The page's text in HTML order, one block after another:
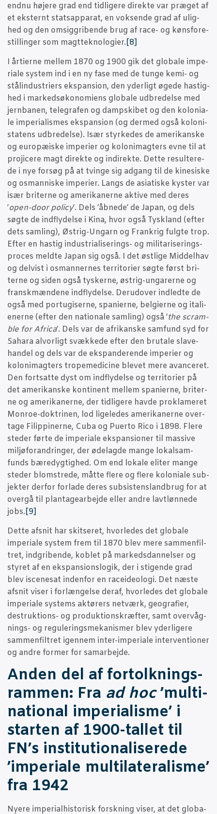
end­nu høje­re grad end tid­li­ge­re direk­te var præ­get af
et ekster­nt stats­ap­pa­rat, en vok­sen­de grad af ulig­
hed og den omsig­gri­ben­de brug af race- og køns­fo­re­
stil­lin­ger som magt­tek­no­lo­gi­er.[8]
I årti­er­ne mel­lem 1870 og 1900 gik det glo­ba­le impe­
ri­a­le system ind i en ny fase med de tun­ge kemi- og
stå­lin­du­stri­ers eks­pan­sion, den yder­ligt øge­de hastig­
hed i mar­ked­s­ø­ko­no­mi­ens glo­ba­le udbre­del­se med
jer­n­ba­nen, tele­gra­fen og damp­ski­bet og den kolo­ni­a­
le impe­ri­a­lis­mes eks­pan­sion (og der­med også kolo­ni­
sta­tens udbre­del­se). Især styr­ke­des de ame­ri­kan­ske
og euro­pæ­i­ske impe­ri­er og koloni­mag­ters evne til at
pro­ji­ce­re magt direk­te og indi­rek­te. Det­te resul­te­re­
de i nye for­søg på at tvin­ge sig adgang til de kine­si­ske
og osman­ni­ske impe­ri­er. Langs de asi­a­ti­ske kyster var
især bri­ter­ne og ame­ri­ka­ner­ne akti­ve med deres
’open-door poli­cy’. Dels ’åbne­de’ de Japan, og dels
søg­te de ind­fly­del­se i Kina, hvor også Tys­kland (efter
dets sam­ling), Østrig-Ungarn og Frank­rig fulg­te trop.
Efter en hastig indu­stri­a­li­se­rings- og mili­ta­ri­se­rings­
pro­ces meld­te Japan sig også. I det øst­li­ge Mid­del­hav
og del­vist i osman­ner­nes ter­ri­to­ri­er søg­te først bri­
ter­ne og siden også tysker­ne, østrig-unga­rer­ne og
fransk­mæn­de­ne ind­fly­del­se. Der­u­d­over ind­led­te de
også med portu­gi­ser­ne, spa­ni­er­ne, bel­gi­er­ne og ita­li­
e­ner­ne (efter den natio­na­le sam­ling) også ’the scram­
b­le for Afri­ca’. Dels var de afri­kan­ske sam­fund syd for
Saha­ra alvor­ligt svæk­ke­de efter den bruta­le sla­ve­
han­del og dels var de eks­pan­de­ren­de impe­ri­er og
koloni­mag­ters tro­pe­me­di­ci­ne ble­vet mere avan­ce­ret.
Den fort­sat­te dyst om ind­fly­del­se og ter­ri­to­ri­er på
det ame­ri­kan­ske kon­ti­nent mel­lem spa­ni­er­ne, bri­ter­
ne og ame­ri­ka­ner­ne, der tid­li­ge­re hav­de prok­la­me­ret
Mon­roe-dok­tri­nen, lod lige­le­des ame­ri­ka­ner­ne over­
ta­ge Filip­pi­ner­ne, Cuba og Puer­to Rico i 1898. Fle­re
ste­der før­te de impe­ri­a­le eks­pan­sio­ner til mas­si­ve
mil­jø­for­an­drin­ger, der øde­lag­de man­ge lokal­sam­
funds bære­dyg­tig­hed. Om end loka­le eli­ter man­ge
ste­der blom­stre­de, måt­te fle­re og fle­re kolo­ni­a­le sub­
jek­ter der­for for­la­de deres sub­si­stensland­brug for at
over­gå til plan­ta­ge­ar­bej­de eller andre lav­t­løn­ne­de
jobs.[9]
Det­te afsnit har skit­se­ret, hvor­le­des det glo­ba­le
impe­ri­a­le system frem til 1870 blev mere sam­men­fil­
tret, ind­gri­ben­de, koblet på mar­keds­dan­nel­ser og
sty­ret af en eks­pan­sions­lo­gik, der i sti­gen­de grad
blev isce­ne­sat inden­for en racei­de­o­lo­gi. Det næste
afsnit viser i for­læn­gel­se der­af, hvor­le­des det glo­ba­le
impe­ri­a­le systems aktø­rers net­værk, geo­gra­fi­er,
destruk­tions- og pro­duk­tions­kræf­ter, samt over­våg­
nings- og regu­le­rings­me­ka­nis­mer blev yder­li­ge­re
sam­men­fil­tret igen­nem inter-impe­ri­a­le inter­ven­tio­ner
og andre for­mer for samarbejde.
Anden del af for­tolk­nings­
ram­men: Fra ad hoc’mul­ti­
na­tio­nal impe­ri­a­lis­me’ i
star­ten af 1900-tal­let til
FN’s insti­tu­tio­na­li­se­re­de
’impe­ri­a­le mul­ti­la­te­ra­lis­me’
fra 1942
Nyere impe­ri­al­hi­sto­risk forsk­ning viser, at det glo­ba­